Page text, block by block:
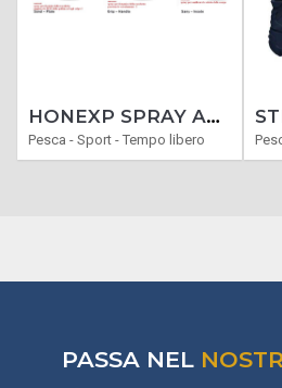
HONEXP SPRAY ARTICOLI SPECIALI PER SPORT PADEL E TENNIS
Pesca - Sport - Tempo libero
PASSA NEL